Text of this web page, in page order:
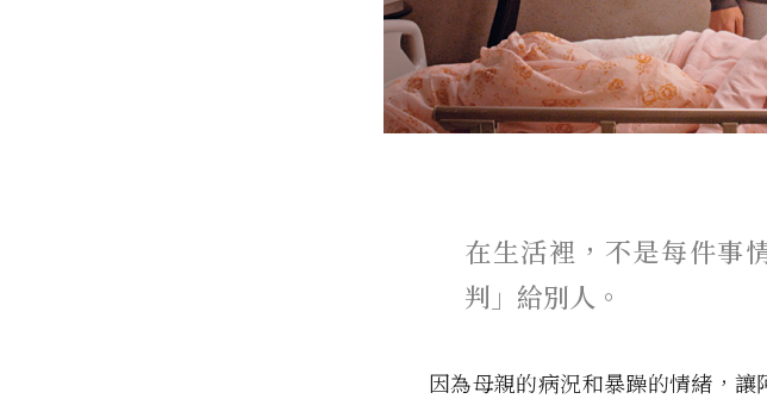
在生活裡，不是每件事
判」給別人。
因為母親的病況和暴躁的情緒，